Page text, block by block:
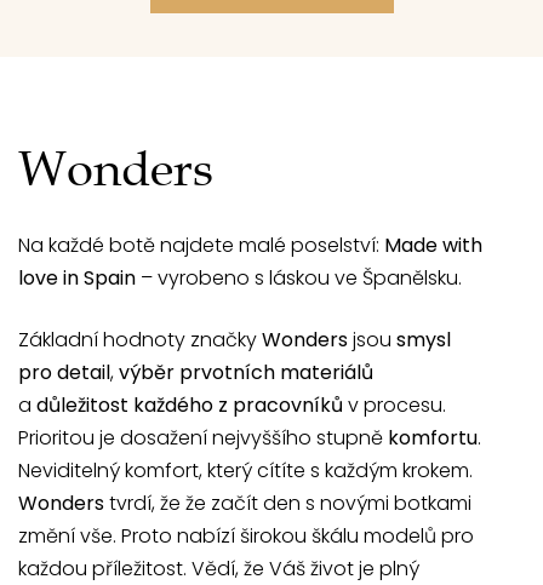
Wonders
Na každé botě najdete malé poselství: Made with
love in Spain – vyrobeno s láskou ve Španělsku.
Základní hodnoty značkyWondersjsou smysl
pro detail,výběr prvotních materiálů
a důležitost každého z pracovníků v procesu.
Prioritou je dosažení nejvyššího stupně komfortu.
Neviditelný komfort, který cítíte s každým krokem.
Wonderstvrdí, že že začít den s novými botkami
změní vše. Proto nabízí širokou škálu modelů pro
každou příležitost. Vědí, že Váš život je plný